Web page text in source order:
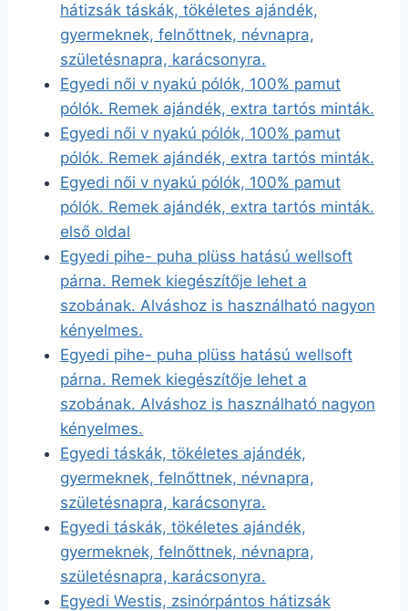
hátizsák táskák, tökéletes ajándék,
gyermeknek, felnőttnek, névnapra,
születésnapra, karácsonyra.
Egyedi női v nyakú pólók, 100% pamut
pólók. Remek ajándék, extra tartós minták.
Egyedi női v nyakú pólók, 100% pamut
pólók. Remek ajándék, extra tartós minták.
Egyedi női v nyakú pólók, 100% pamut
pólók. Remek ajándék, extra tartós minták.
első oldal
Egyedi pihe- puha plüss hatású wellsoft
párna. Remek kiegészítője lehet a
szobának. Alváshoz is használható nagyon
kényelmes.
Egyedi pihe- puha plüss hatású wellsoft
párna. Remek kiegészítője lehet a
szobának. Alváshoz is használható nagyon
kényelmes.
Egyedi táskák, tökéletes ajándék,
gyermeknek, felnőttnek, névnapra,
születésnapra, karácsonyra.
Egyedi táskák, tökéletes ajándék,
gyermeknek, felnőttnek, névnapra,
születésnapra, karácsonyra.
Egyedi Westis, zsinórpántos hátizsák